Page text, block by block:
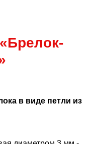
в виде петли из